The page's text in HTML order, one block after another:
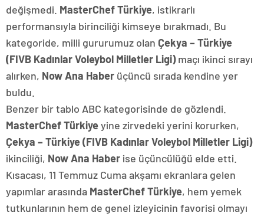
değişmedi. MasterChef Türkiye, istikrarlı
performansıyla birinciliği kimseye bırakmadı. Bu
kategoride, milli gururumuz olan Çekya – Türkiye
(FIVB Kadınlar Voleybol Milletler Ligi)maçı ikinci sırayı
alırken, Now Ana Haber üçüncü sırada kendine yer
buldu.
Benzer bir tablo ABC kategorisinde de gözlendi.
MasterChef Türkiyeyine zirvedeki yerini korurken,
Çekya – Türkiye (FIVB Kadınlar Voleybol Milletler Ligi)
ikinciliği, Now Ana Haber ise üçüncülüğü elde etti.
Kısacası, 11 Temmuz Cuma akşamı ekranlara gelen
yapımlar arasında MasterChef Türkiye, hem yemek
tutkunlarının hem de genel izleyicinin favorisi olmayı